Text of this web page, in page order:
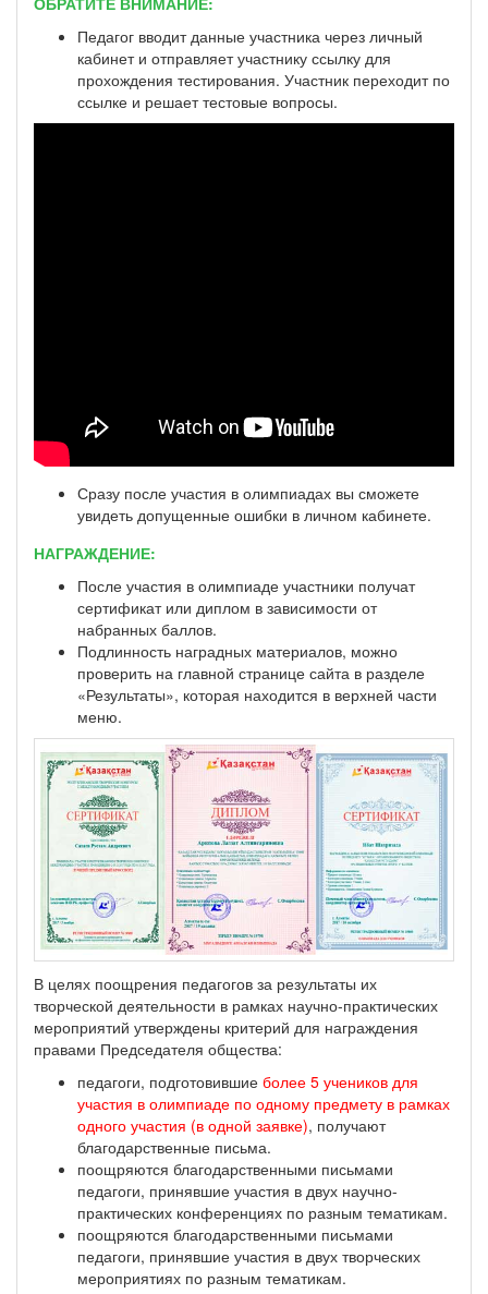
Педагог вводит данные участника через личный
кабинет и отправляет участнику ссылку для
прохождения тестирования. Участник переходит по
ссылке и решает тестовые вопросы.
Сразу после участия в олимпиадах вы сможете
увидеть допущенные ошибки в личном кабинете.
НАГРАЖДЕНИЕ:
После участия в олимпиаде участники получат
сертификат или диплом в зависимости от
набранных баллов.
Подлинность наградных материалов, можно
проверить на главной странице сайта в разделе
«Результаты», которая находится в верхней части
меню.
В целях поощрения педагогов за результаты их
творческой деятельности в рамках научно-практических
мероприятий утверждены критерий для награждения
правами Председателя общества:
педагоги, подготовившие более 5 учеников для
участия в олимпиаде по одному предмету в рамках
одного участия (в одной заявке), получают
благодарственные письма.
поощряются благодарственными письмами
педагоги, принявшие участия в двух научно-
практических конференциях по разным тематикам.
поощряются благодарственными письмами
педагоги, принявшие участия в двух творческих
мероприятиях по разным тематикам.